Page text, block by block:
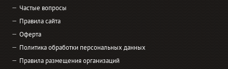
Частые вопросы
Правила сайта
Оферта
Политика обработки персональных данных
Правила размещения организаций